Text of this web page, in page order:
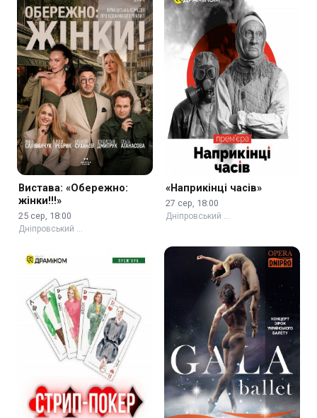
Вистава: «Обережно:
жінки!!!»
25 сер, 18:00
Дніпровський …
«Наприкінці часів»
27 сер, 18:00
Дніпровський …